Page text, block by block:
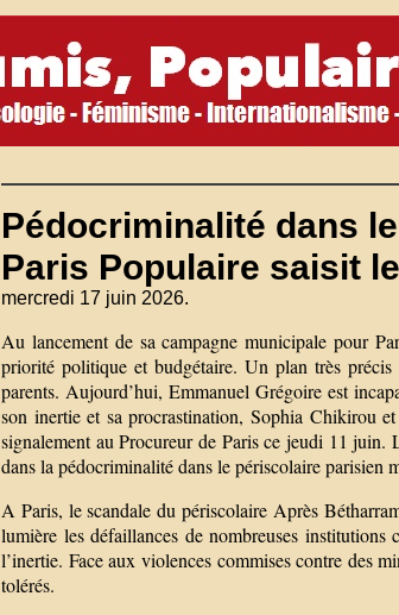
Pédocriminalité dans
Paris Populaire saisit
mercredi 17 juin 2026.
Au lancement de sa campagne municipale pour
priorité politique et budgétaire. Un plan très
parents. Aujourd’hui, Emmanuel Grégoire est
son inertie et sa procrastination, Sophia Chikirou
signalement au Procureur de Paris ce jeudi 11 juin.
dans la pédocriminalité dans le périscolaire parisien
A Paris, le scandale du périscolaire Après
lumière les défaillances de nombreuses institutions
l’inertie. Face aux violences commises contre des
tolérés.